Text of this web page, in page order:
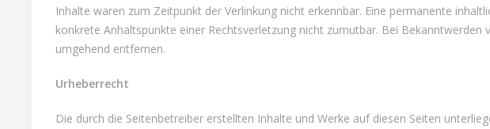
Inhalte waren zum Zeitpunkt der Verlinkung nicht erkennbar. Eine permanente
konkrete Anhaltspunkte einer Rechtsverletzung nicht zumutbar. Bei
umgehend entfernen.
Urheberrecht
Die durch die Seitenbetreiber erstellten Inhalte und Werke auf diesen Seiten